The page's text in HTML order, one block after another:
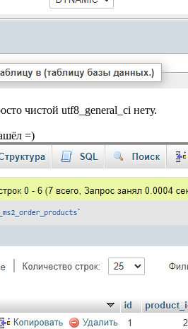
чистой utf8_general_ci нету.
=)